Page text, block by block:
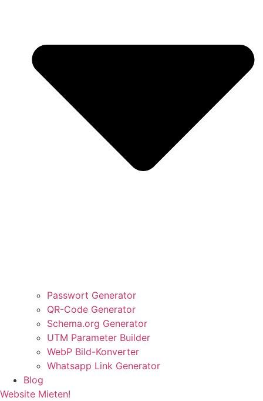
Passwort Generator
QR-Code Generator
Schema.org Generator
UTM Parameter Builder
WebP Bild-Konverter
Whatsapp Link Generator
Blog
Website Mieten!